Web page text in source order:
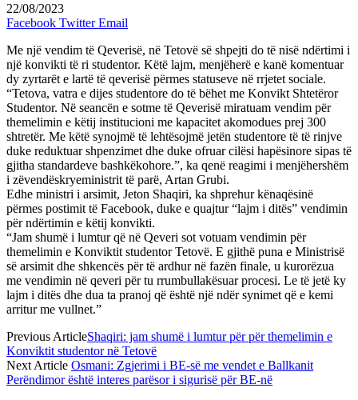
22/08/2023
Facebook Twitter Email
Me një vendim të Qeverisë, në Tetovë së shpejti do të nisë ndërtimi i
një konvikti të ri studentor. Këtë lajm, menjëherë e kanë komentuar
dy zyrtarët e lartë të qeverisë përmes statuseve në rrjetet sociale.
“Tetova, vatra e dijes studentore do të bëhet me Konvikt Shtetëror
Studentor. Në seancën e sotme të Qeverisë miratuam vendim për
themelimin e këtij institucioni me kapacitet akomodues prej 300
shtretër. Me këtë synojmë të lehtësojmë jetën studentore të të rinjve
duke reduktuar shpenzimet dhe duke ofruar cilësi hapësinore sipas të
gjitha standardeve bashkëkohore.”, ka qenë reagimi i menjëhershëm
i zëvendëskryeministrit të parë, Artan Grubi.
Edhe ministri i arsimit, Jeton Shaqiri, ka shprehur kënaqësinë
përmes postimit të Facebook, duke e quajtur “lajm i ditës” vendimin
për ndërtimin e këtij konvikti.
“Jam shumë i lumtur që në Qeveri sot votuam vendimin për
themelimin e Konviktit studentor Tetovë. E gjithë puna e Ministrisë
së arsimit dhe shkencës për të ardhur në fazën finale, u kurorëzua
me vendimin në qeveri për tu rrumbullakësuar procesi. Le të jetë ky
lajm i ditës dhe dua ta pranoj që është një ndër synimet që e kemi
arritur me vullnet.”
Previous ArticleShaqiri: jam shumë i lumtur për për themelimin e
Konviktit studentor në Tetovë
Next Article Osmani: Zgjerimi i BE-së me vendet e Ballkanit
Perëndimor është interes parësor i sigurisë për BE-në